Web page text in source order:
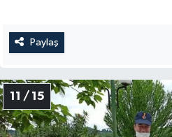
Paylaş
11 / 15